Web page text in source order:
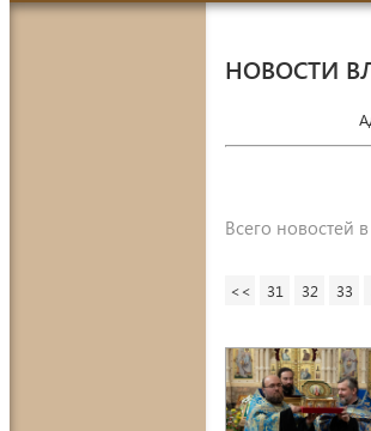
НОВОСТИ
Всего новостей
<< 31 32 33